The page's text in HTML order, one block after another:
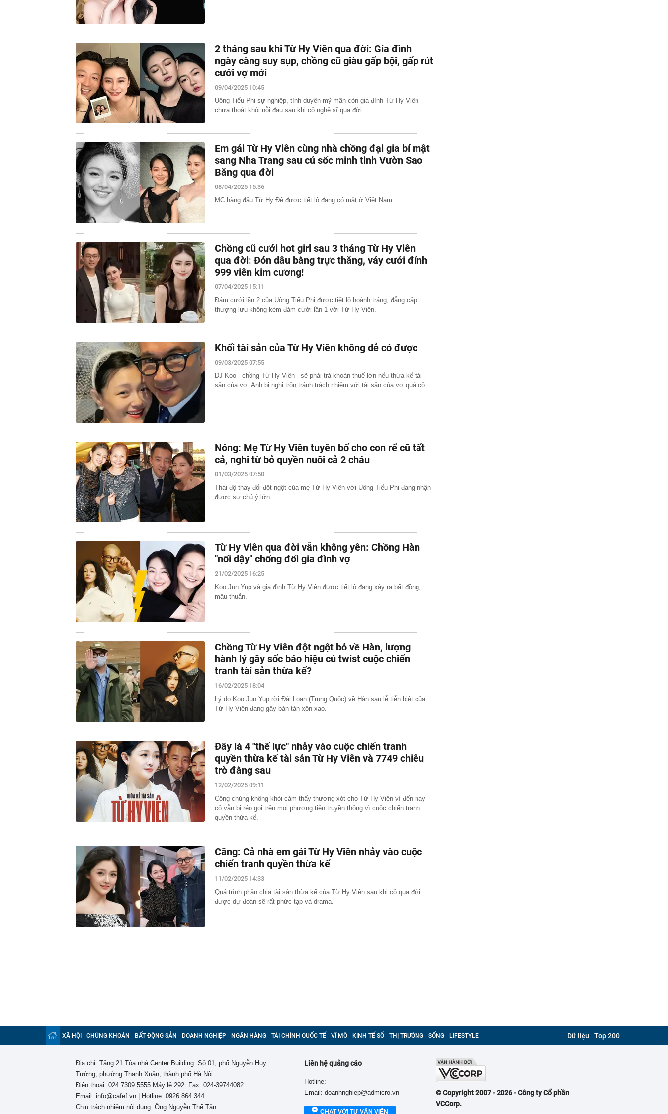
2 tháng sau khi Từ Hy Viên qua đời: Gia đình
ngày càng suy sụp, chồng cũ giàu gấp bội, gấp rút
cưới vợ mới
09/04/2025 10:45
Uông Tiểu Phi sự nghiệp, tình duyên mỹ mãn còn gia đình Từ Hy Viên
chưa thoát khỏi nỗi đau sau khi cố nghệ sĩ qua đời.
Em gái Từ Hy Viên cùng nhà chồng đại gia bí mật
sang Nha Trang sau cú sốc minh tinh Vườn Sao
Băng qua đời
08/04/2025 15:36
MC hàng đầu Từ Hy Đệ được tiết lộ đang có mặt ở Việt Nam.
Chồng cũ cưới hot girl sau 3 tháng Từ Hy Viên
qua đời: Đón dâu bằng trực thăng, váy cưới đính
999 viên kim cương!
07/04/2025 15:11
Đám cưới lần 2 của Uông Tiểu Phi được tiết lộ hoành tráng, đẳng cấp
thượng lưu không kém đám cưới lần 1 với Từ Hy Viên.
Khối tài sản của Từ Hy Viên không dễ có được
09/03/2025 07:55
DJ Koo - chồng Từ Hy Viên - sẽ phải trả khoản thuế lớn nếu thừa kế tài
sản của vợ. Anh bị nghi trốn tránh trách nhiệm với tài sản của vợ quá cố.
Nóng: Mẹ Từ Hy Viên tuyên bố cho con rể cũ tất
cả, nghi từ bỏ quyền nuôi cả 2 cháu
01/03/2025 07:50
Thái độ thay đổi đột ngột của mẹ Từ Hy Viên với Uông Tiểu Phi đang nhận
được sự chú ý lớn.
Từ Hy Viên qua đời vẫn không yên: Chồng Hàn
"nổi dậy" chống đối gia đình vợ
21/02/2025 16:25
Koo Jun Yup và gia đình Từ Hy Viên được tiết lộ đang xảy ra bất đồng,
mâu thuẫn.
Chồng Từ Hy Viên đột ngột bỏ về Hàn, lượng
hành lý gây sốc báo hiệu cú twist cuộc chiến
tranh tài sản thừa kế?
16/02/2025 18:04
Lý do Koo Jun Yup rời Đài Loan (Trung Quốc) về Hàn sau lễ tiễn biệt của
Từ Hy Viên đang gây bàn tán xôn xao.
Đây là 4 "thế lực" nhảy vào cuộc chiến tranh
quyền thừa kế tài sản Từ Hy Viên và 7749 chiêu
trò đằng sau
12/02/2025 09:11
Công chúng không khỏi cảm thấy thương xót cho Từ Hy Viên vì đến nay
cô vẫn bị réo gọi trên mọi phương tiện truyền thông vì cuộc chiến tranh
quyền thừa kế.
Căng: Cả nhà em gái Từ Hy Viên nhảy vào cuộc
chiến tranh quyền thừa kế
11/02/2025 14:33
Quá trình phân chia tài sản thừa kế của Từ Hy Viên sau khi cô qua đời
được dự đoán sẽ rất phức tạp và drama.
XÃ HỘI CHỨNG KHOÁN BẤT ĐỘNG SẢN DOANH NGHIỆP NGÂN HÀNG TÀI CHÍNH QUỐC TẾ VĨ MÔ KINH TẾ SỐ THỊ TRƯỜNG SỐNG LIFESTYLE Dữ liệu Top 200
Địa chỉ: Tầng 21 Tòa nhà Center Building. Số 01, phố Nguyễn Huy
Tưởng, phường Thanh Xuân, thành phố Hà Nội
Điện thoại: 024 7309 5555 Máy lẻ 292. Fax: 024-39744082
Email: info@cafef.vn | Hotline: 0926 864 344
Chịu trách nhiệm nội dung: Ông Nguyễn Thế Tân
Liên hệ quảng cáo
Hotline:
Email: doanhnghiep@admicro.vn
CHAT VỚI TƯ VẤN VIÊN
© Copyright 2007 - 2026 - Công ty Cổ phần
VCCorp.